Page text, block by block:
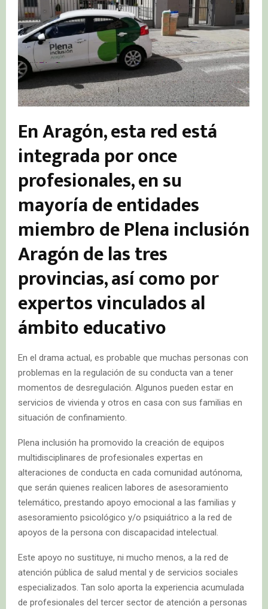
En Aragón, esta red está
integrada por once
profesionales, en su
mayoría de entidades
miembro de Plena inclusión
Aragón de las tres
provincias, así como por
expertos vinculados al
ámbito educativo
En el drama actual, es probable que muchas personas con
problemas en la regulación de su conducta van a tener
momentos de desregulación. Algunos pueden estar en
servicios de vivienda y otros en casa con sus familias en
situación de confinamiento.
Plena inclusión ha promovido la creación de equipos
multidisciplinares de profesionales expertas en
alteraciones de conducta en cada comunidad autónoma,
que serán quienes realicen labores de asesoramiento
telemático, prestando apoyo emocional a las familias y
asesoramiento psicológico y/o psiquiátrico a la red de
apoyos de la persona con discapacidad intelectual.
Este apoyo no sustituye, ni mucho menos, a la red de
atención pública de salud mental y de servicios sociales
especializados. Tan solo aporta la experiencia acumulada
de profesionales del tercer sector de atención a personas